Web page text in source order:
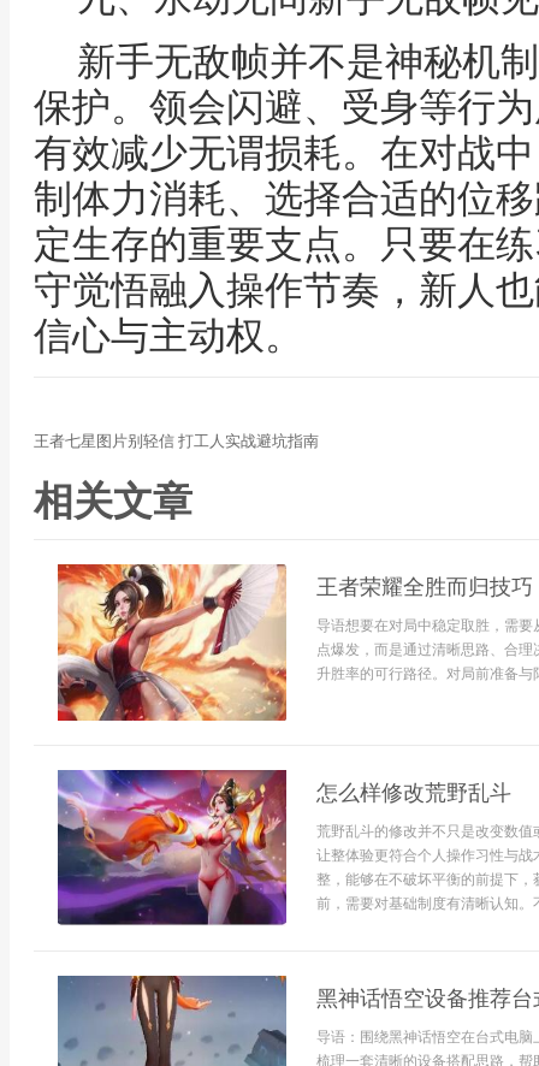
新手无敌帧并不是神秘机
保护。领会闪避、受身等行
有效减少无谓损耗。在对战
制体力消耗、选择合适的位
定生存的重要支点。只要在
守觉悟融入操作节奏，新人
信心与主动权。
王者七星图片别轻信 打工人实战避坑指南
相关文章
王者荣耀全胜而归技巧
导语想要在对局中稳定取胜，需
点爆发，而是通过清晰思路、合
升胜率的可行路径。对局前准备
怎么样修改荒野乱斗
荒野乱斗的修改并不只是改变数
让整体验更符合个人操作习性与
整，能够在不破坏平衡的前提下
前，需要对基础制度有清晰认知。
黑神话悟空设备推荐台
导语：围绕黑神话悟空在台式电
梳理一套清晰的设备搭配思路，